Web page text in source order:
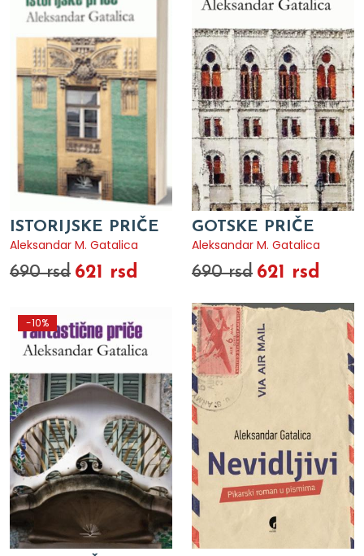
ISTORIJSKE PRIČE
Aleksandar M. Gatalica
690 rsd 621 rsd
GOTSKE PRIČE
Aleksandar M. Gatalica
690 rsd 621 rsd
-10%